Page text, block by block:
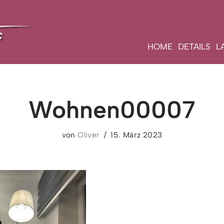
HOME DETAILS
Wohnen00007
vonOliver 15. März 2023